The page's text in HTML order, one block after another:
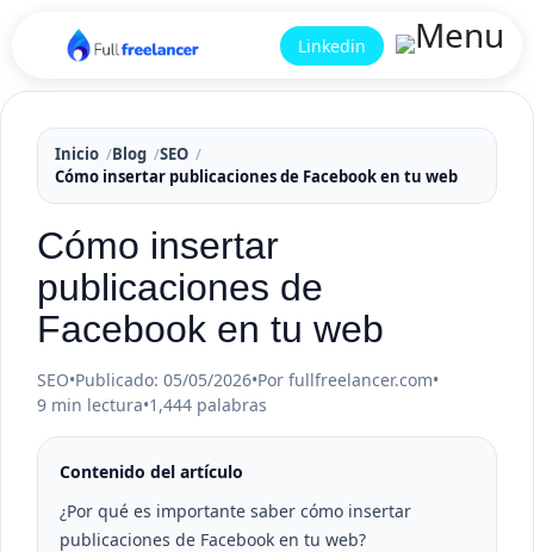
Linkedin
Inicio Blog
SEO
Cómo insertar publicaciones de Facebook en tu web
Cómo insertar
publicaciones de
Facebook en tu web
SEO•Publicado: 05/05/2026•Por fullfreelancer.com•
9 min lectura•1,444 palabras
Contenido del artículo
¿Por qué es importante saber cómo insertar
publicaciones de Facebook en tu web?